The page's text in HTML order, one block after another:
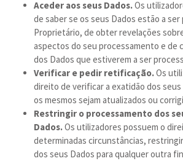
Aceder aos seus Dados.Os
de saber se os seus Dados estão a
Proprietário, de obter revelações
aspectos do seu processamento e de
dos Dados que estiverem a ser
Verificar e pedir retificação.Os
direito de verificar a exatidão dos
os mesmos sejam atualizados ou
Restringir o processamento dos
Dados.Os utilizadores possuem o
determinadas circunstâncias,
dos seus Dados para qualquer outra